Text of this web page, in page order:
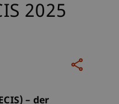
2025
– der